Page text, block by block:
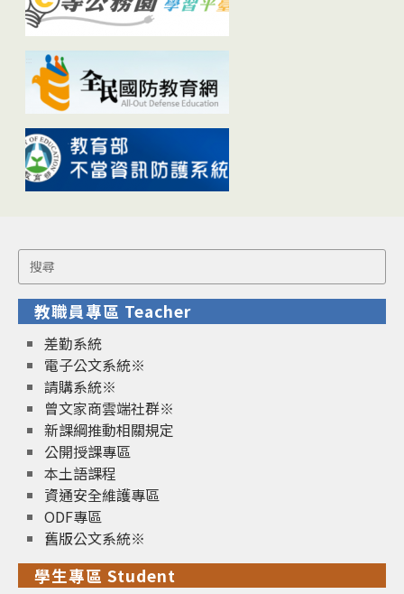
Search
for:
教職員專區 Teacher
差勤系統
電子公文系統※
請購系統※
曾文家商雲端社群※
新課綱推動相關規定
公開授課專區
本土語課程
資通安全維護專區
ODF專區
舊版公文系統※
學生專區 Student